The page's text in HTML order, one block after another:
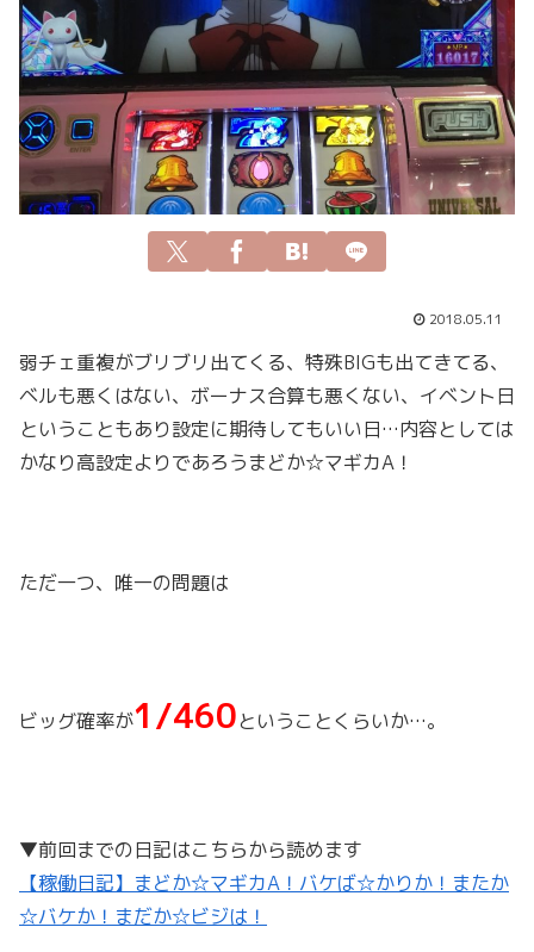
2018.05.11
弱チェ重複がブリブリ出てくる、特殊BIGも出てきてる、
ベルも悪くはない、ボーナス合算も悪くない、イベント日
ということもあり設定に期待してもいい日…内容としては
かなり高設定よりであろうまどか☆マギカA！
ただ一つ、唯一の問題は
ビッグ確率が1/460ということくらいか…。
▼前回までの日記はこちらから読めます
【稼働日記】まどか☆マギカA！バケば☆かりか！またか
☆バケか！まだか☆ビジは！